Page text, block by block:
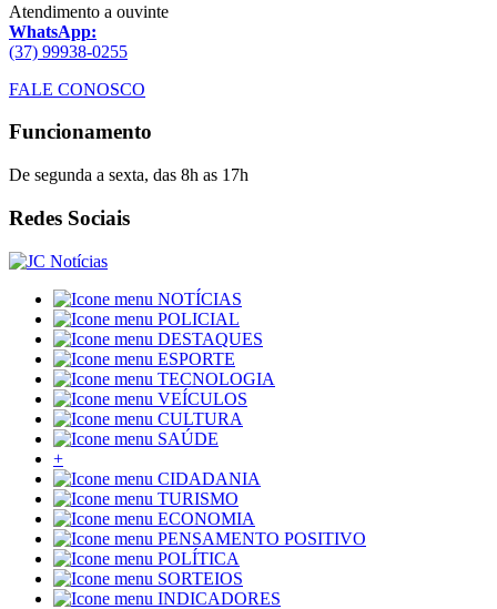
Atendimento a ouvinte
WhatsApp:
(37) 99938-0255
FALE CONOSCO
Funcionamento
De segunda a sexta, das 8h as 17h
Redes Sociais
NOTÍCIAS
POLICIAL
DESTAQUES
ESPORTE
TECNOLOGIA
VEÍCULOS
CULTURA
SAÚDE
+
CIDADANIA
TURISMO
ECONOMIA
PENSAMENTO POSITIVO
POLÍTICA
SORTEIOS
INDICADORES